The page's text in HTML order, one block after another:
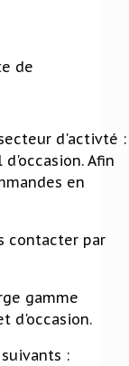
de
d'activté :
Afin
en
contacter par
gamme
d'occasion.
: